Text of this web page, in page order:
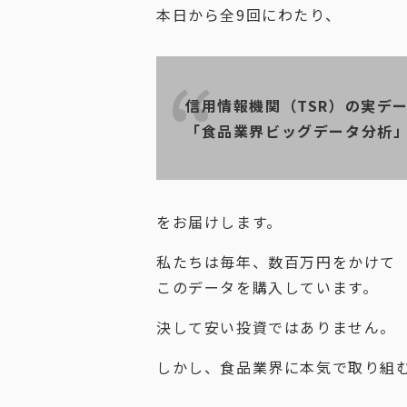
本日から全9回にわたり、
信用情報機関（TSR）の実デ
「食品業界ビッグデータ分析」
をお届けします。
私たちは毎年、数百万円をかけて
このデータを購入しています。
決して安い投資ではありません。
しかし、食品業界に本気で取り組